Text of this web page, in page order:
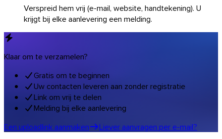
macOS
Verspreid hem vrij (e-mail, website, handtekening). U
krijgt bij elke aanlevering een melding.
Klaar om te verzamelen?
Gratis om te beginnen
Uw contacten leveren aan zonder registratie
Link om vrij te delen
Melding bij elke aanlevering
Een uploadlink aanmaken
Liever aanvragen per e-mail?